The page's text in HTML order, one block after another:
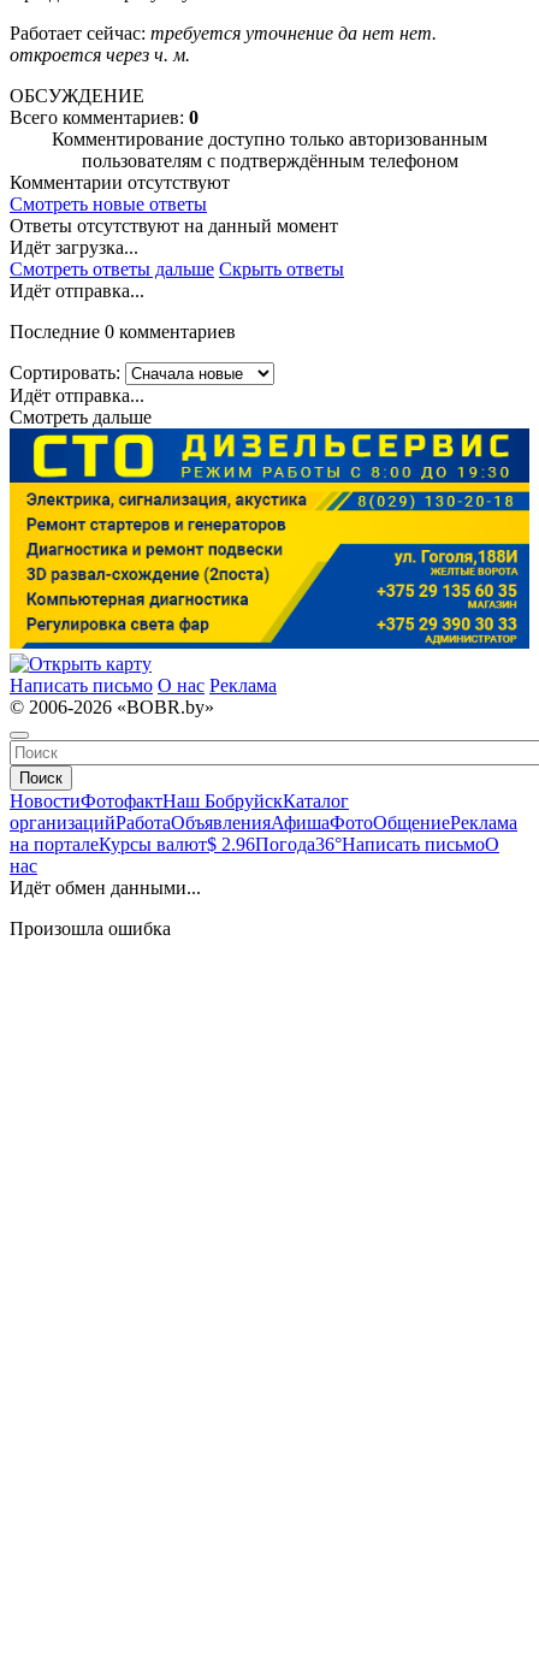
Работает сейчас: требуется уточнение да нет нет.
откроется через ч. м.
ОБСУЖДЕНИЕ
Всего комментариев: 0
Комментирование доступно только авторизованным
пользователям с подтверждённым телефоном
Комментарии отсутствуют
Смотреть новые ответы
Ответы отсутствуют на данный момент
Идёт загрузка...
Смотреть ответы дальше Скрыть ответы
Идёт отправка...
Последние 0 комментариев
Сортировать:
Идёт отправка...
Смотреть дальше
Написать письмо О нас Реклама
© 2006-2026 «BOBR.by»
Поиск
НовостиФотофактНаш БобруйскКаталог
организацийРаботаОбъявленияАфишаФотоОбщениеРеклама
на порталеКурсы валют$ 2.96Погода36°Написать письмоО
нас
Идёт обмен данными...
Произошла ошибка